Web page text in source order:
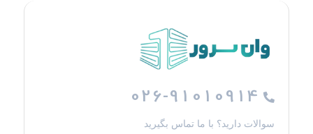
026-91010914
سوالات دارید؟ با ما تماس بگیرید